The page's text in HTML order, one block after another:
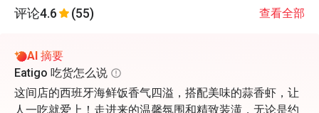
评论4.6 (55) 查看全部
AI 摘要
Eatigo 吃货怎么说
这间店的西班牙海鲜饭香气四溢，搭配美味的蒜香虾，让
人一吃就爱上！走进来的温馨氛围和精致装潢，无论是约